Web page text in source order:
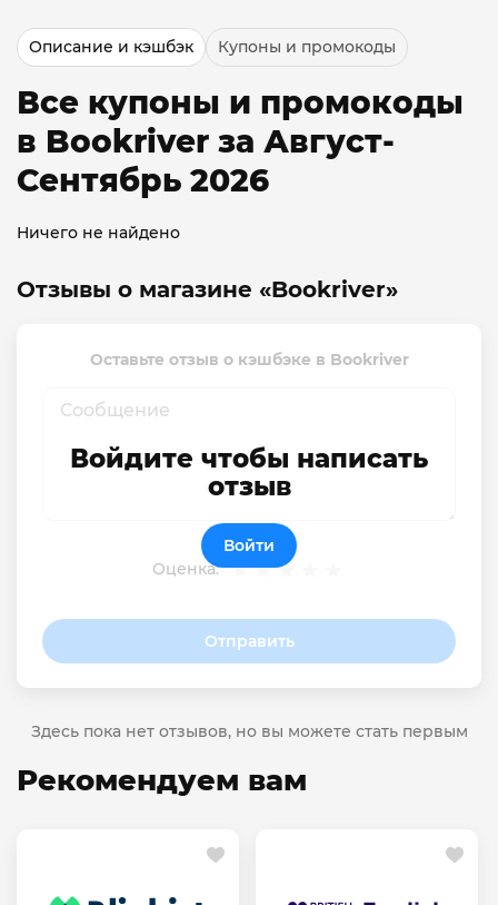
Описание и кэшбэк Купоны и промокоды
Все купоны и промокоды
в Bookriver за Август-
Сентябрь 2026
Ничего не найдено
Отзывы о магазине «Bookriver»
Оставьте отзыв о кэшбэке в Bookriver
Оценка:
Отправить
Войдите чтобы написать
отзыв
Войти
Здесь пока нет отзывов, но вы можете стать первым
Рекомендуем вам